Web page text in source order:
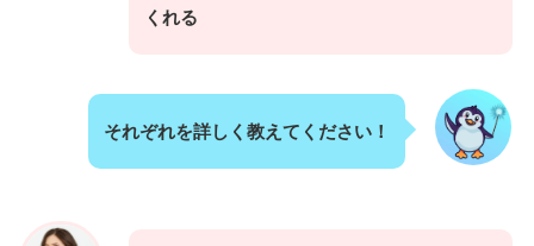
くれる
それぞれを詳しく教えてください！